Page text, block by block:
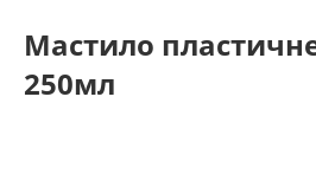
Мастило пластичне
250мл